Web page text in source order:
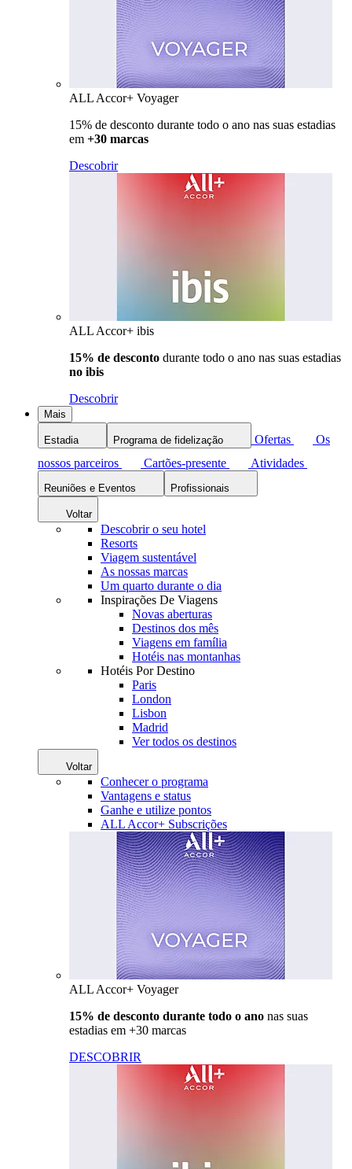
ALL Accor+ Voyager
15% de desconto durante todo o ano nas suas estadias
em +30 marcas
Descobrir
ALL Accor+ ibis
15% de desconto durante todo o ano nas suas estadias
no ibis
Descobrir
Mais
Estadia Programa de fidelização Ofertas
Os
nossos parceiros
Cartões-presente Atividades
Reuniões e Eventos Profissionais
Voltar
Descobrir o seu hotel
Resorts
Viagem sustentável
As nossas marcas
Um quarto durante o dia
Inspirações De Viagens
Novas aberturas
Destinos dos mês
Viagens em família
Hotéis nas montanhas
Hotéis Por Destino
Paris
London
Lisbon
Madrid
Ver todos os destinos
Voltar
Conhecer o programa
Vantagens e status
Ganhe e utilize pontos
ALL Accor+ Subscrições
ALL Accor+ Voyager
15% de desconto durante todo o ano nas suas
estadias em +30 marcas
DESCOBRIR